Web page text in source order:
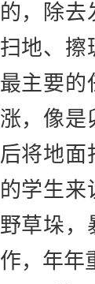
的，除去
扫地、擦
最主要的
涨，像是
后将地面
的学生来
野草垛，
作，年年